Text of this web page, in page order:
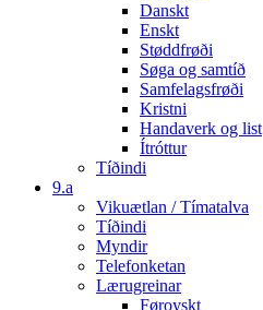
Danskt
Enskt
Støddfrøði
Søga og samtíð
Samfelagsfrøði
Kristni
Handaverk og list
Ítróttur
Tíðindi
9.a
Vikuætlan / Tímatalva
Tíðindi
Myndir
Telefonketan
Lærugreinar
Føroyskt